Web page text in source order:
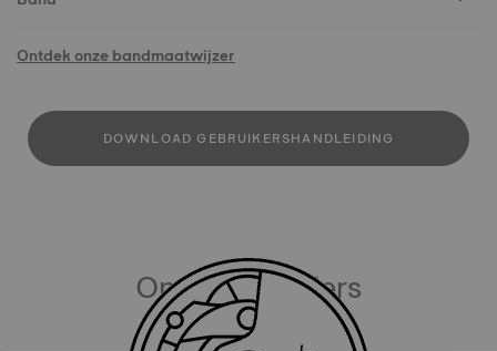
Ontdek onze bandmaatwijzer
DOWNLOAD GEBRUIKERSHANDLEIDING
Onze bestsellers